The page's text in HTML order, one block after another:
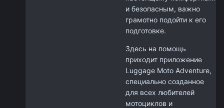
и безопасным, важно
грамотно подойти к его
подготовке.
Здесь на помощь
приходит приложение
Luggage Moto Adventure,
специально созданное
для всех любителей
мотоциклов и